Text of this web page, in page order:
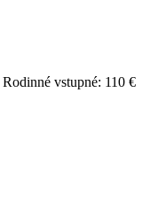
Rodinné vstupné: 110 €